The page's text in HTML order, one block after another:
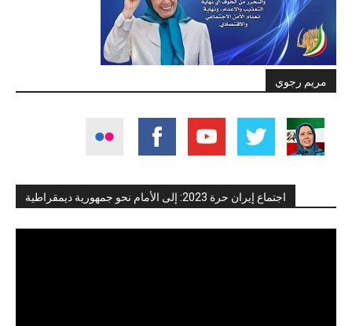
مريم رجوي
اجتماع إيران حرة 2023: إلى الأمام نحو جمهورية ديمقراطية